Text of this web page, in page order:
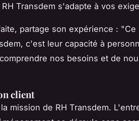
Transdem s'adapte à vos
partage son expérience : "Ce
c'est leur capacité à
nos besoins et de
client
mission de RH Transdem.